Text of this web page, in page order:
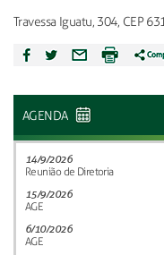
Travessa Iguatu, 304, CEP
AGENDA
14/9/2026
Reunião de Diretoria
15/9/2026
AGE
6/10/2026
AGE